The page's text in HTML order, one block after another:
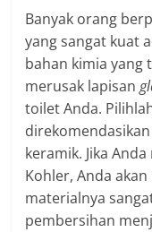
Banyak orang
yang sangat kuat
bahan kimia yang
merusak lapisan
toilet Anda.
keramik. Jika
Kohler, Anda
materialnya
pembersihan